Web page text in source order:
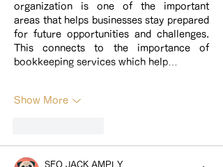
organization is one of the important
areas that helps businesses stay prepared
for future opportunities and challenges.
This connects to the importance of
bookkeeping services which help…
Show More
SEO JACK AMPLY